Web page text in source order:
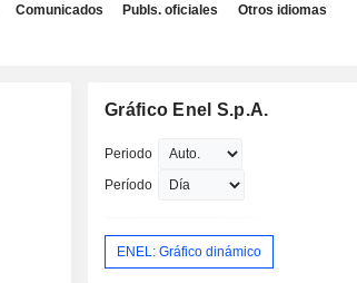
Comunicados Publs. oficiales Otros idiomas
Gráfico Enel S.p.A.
Periodo
Período
ENEL: Gráfico dinámico